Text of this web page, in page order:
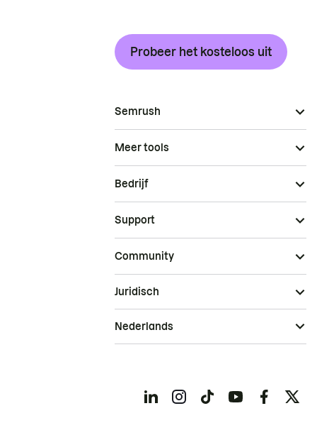
Probeer het kosteloos uit
Semrush
Meer tools
Bedrijf
Support
Community
Juridisch
Nederlands